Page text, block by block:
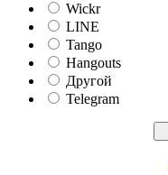
Wickr
LINE
Tango
Hangouts
Другой
Telegram